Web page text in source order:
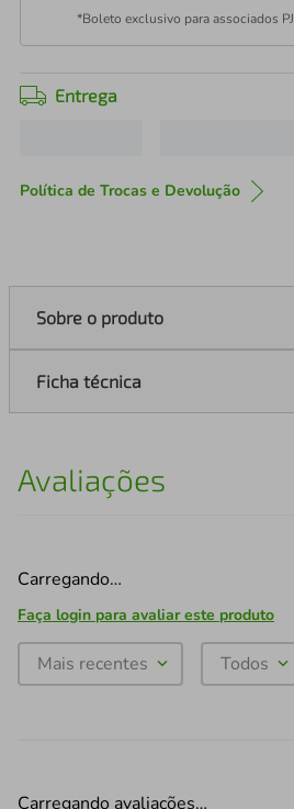
*Boleto exclusivo para associados PJ
Entrega
Política de Trocas e Devolução
Sobre o produto
Ficha técnica
Avaliações
Carregando…
Faça login para avaliar este produto
Mais recentes Todos
Carregando avaliações…